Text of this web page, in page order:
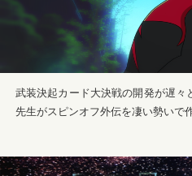
武装決起カード大決戦の開発が遅
先生がスピンオフ外伝を凄い勢いで